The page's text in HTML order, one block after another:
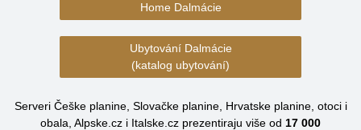
Home Dalmácie
Ubytování Dalmácie
(katalog ubytování)
Serveri Češke planine, Slovačke planine, Hrvatske planine, otoci i
obala, Alpske.cz i Italske.cz prezentiraju više od 17 000